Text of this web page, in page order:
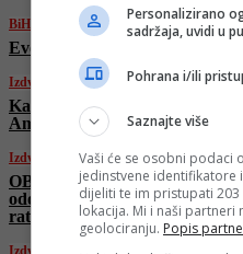
BiH
Evo kakvo nas vrijeme očekuje
Izdvojeno
Kako bi Iran mogao odgovoriti
Amerike? Ovo su potencijalni
Izdvojeno
OBJAŠNJAVAMO: Treba li
odobrenje Kongresa da
rat?
Izdvojeno
Personalizirano
sadržaja, uvidi u
Pohrana i/ili
Saznajte više
Vaši će se osobni podaci
jedinstvene identifikatore
dijeliti te im pristupati
lokacija. Mi i naši
geolociranju. Popis